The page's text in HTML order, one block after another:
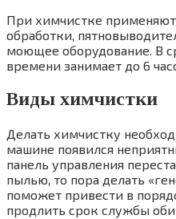
При химчистке
обработки,
моющее оборудование. В
времени занимает до 6
Виды химчистки
Делать химчистку
машине появился
панель управления
пылью, то пора делать
поможет привести в
продлить срок службы